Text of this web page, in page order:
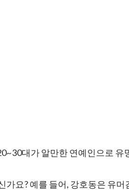
대가 알만한 연예인으로
요? 예를 들어, 강호동은 유